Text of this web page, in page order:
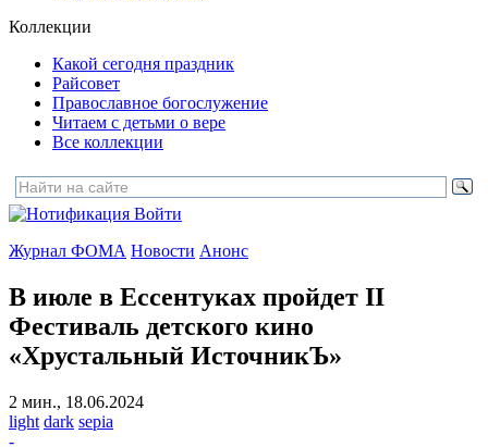
Коллекции
Какой сегодня праздник
Райсовет
Православное богослужение
Читаем с детьми о вере
Все коллекции
Войти
Журнал ФОМА Новости Анонс
В июле в Ессентуках пройдет II
Фестиваль детского кино
«Хрустальный ИсточникЪ»
2 мин., 18.06.2024
light dark sepia
-